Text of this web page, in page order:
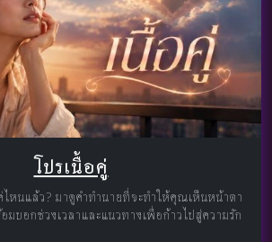
โปรเนื้อคู่
หนแล้ว? มาดูคำทำนายที่จะทำให้คุณเห็นหน้าตา
มบอกช่วงเวลาและแนวทางเพื่อก้าวไปสู่ความรัก